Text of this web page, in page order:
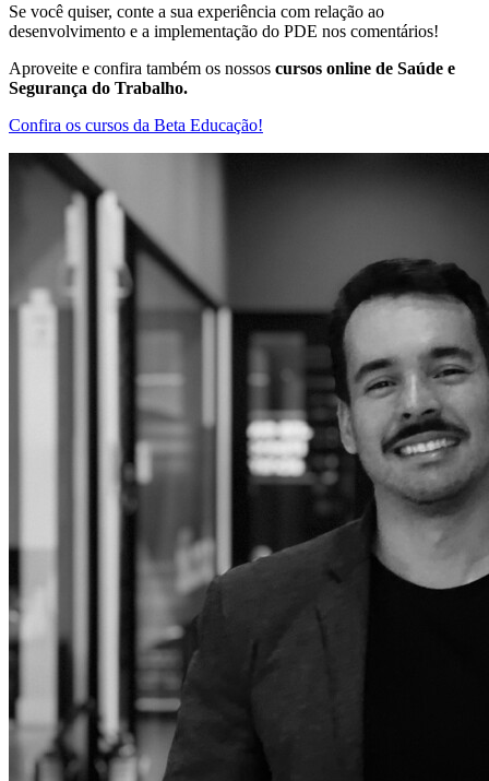
Se você quiser, conte a sua experiência com relação ao
desenvolvimento e a implementação do PDE nos comentários!
Aproveite e confira também os nossos cursos online de Saúde e
Segurança do Trabalho.
Confira os cursos da Beta Educação!